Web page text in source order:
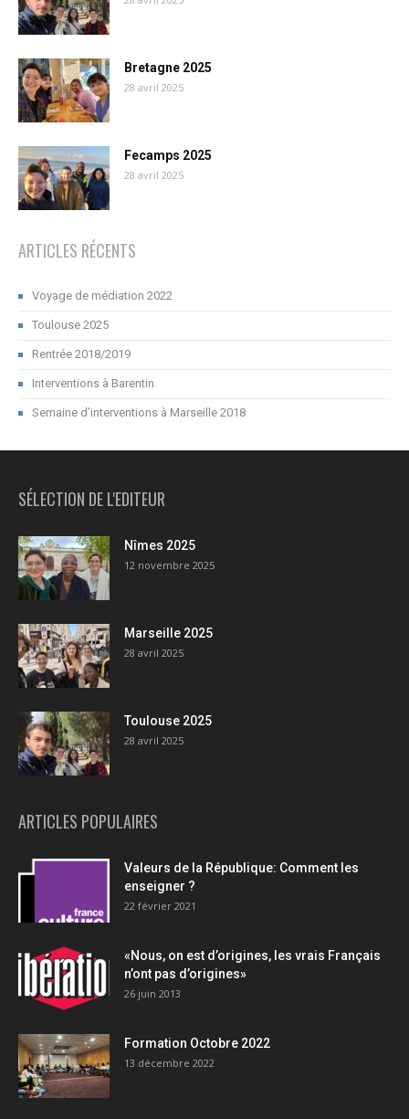
Bretagne 2025
28 avril 2025
Fecamps 2025
28 avril 2025
ARTICLES RÉCENTS
Voyage de médiation 2022
Toulouse 2025
Rentrée 2018/2019
Interventions à Barentin
Semaine d’interventions à Marseille 2018
SÉLECTION DE L'EDITEUR
Nîmes 2025
12 novembre 2025
Marseille 2025
28 avril 2025
Toulouse 2025
28 avril 2025
ARTICLES POPULAIRES
Valeurs de la République: Comment les
enseigner ?
22 février 2021
«Nous, on est d’origines, les vrais Français
n’ont pas d’origines»
26 juin 2013
Formation Octobre 2022
13 décembre 2022